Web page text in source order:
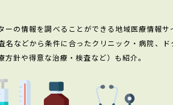
の情報を調べることができる地域医療情報サ
などから条件に合ったクリニック・病院、ド
針や得意な治療・検査など）も紹介。